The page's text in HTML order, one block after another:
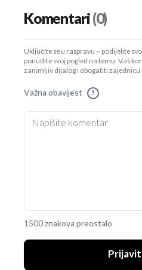
Komentari(0)
Uključite se u raspravu – podijelite
ponudite svoj pogled na temu. Vaš
zanimljiv dijalog i obogatiti zajednicu
Važna obavijest !
1500 znakova preostalo